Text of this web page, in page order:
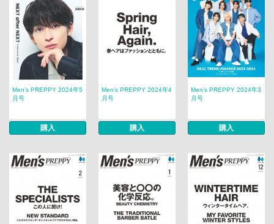
Men’s PREPPY 2024年5
月号
購入
Men’s PREPPY 2024年4
月号
購入
Men’s PREPPY 2024年3
月号
購入